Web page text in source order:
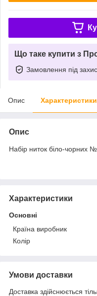
Що таке купити з
Замовлення під
Опис Характеристики
Опис
Набір ниток біло-чорних
Характеристики
Основні
Країна виробник
Колір
Умови доставки
Доставка здійснюється